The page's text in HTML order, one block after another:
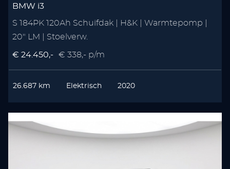
BMW i3
S 184PK 120Ah Schuifdak | H&K | Warmtepomp |
20" LM | Stoelverw.
€ 24.450,- € 338,- p/m
26.687 km Elektrisch 2020